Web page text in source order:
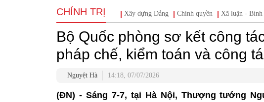
ĐẶT BÁO BẠN CẦN BIẾT CHẠM 95 - KHÁM PHÁ ĐỒNG NAI ĐẠI
MỘT LƯỚT HIỂU LUẬT NHỊP CẦU NHÂN ÁI THÀNH PHỐ ĐỒNG
CHÍNH TRỊ
Xây dựng Đảng Chính quyền Xã luận - Bình
Bộ Quốc phòng sơ kết công
pháp chế, kiểm toán và công
Nguyệt Hà 14:18, 07/07/2026
(ĐN) - Sáng 7-7, tại Hà Nội, Thượng tướng